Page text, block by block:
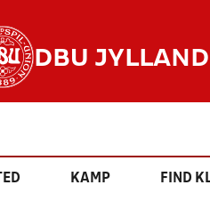
DBU JYLLAND
KAMP FIND